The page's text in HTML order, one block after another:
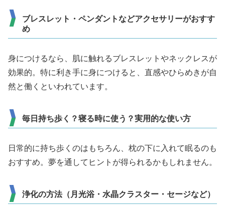
ブレスレット・ペンダントなどアクセサリーがおすす
め
身につけるなら、肌に触れるブレスレットやネックレスが
効果的。特に利き手に身につけると、直感やひらめきが自
然と働くといわれています。
毎日持ち歩く？寝る時に使う？実用的な使い方
日常的に持ち歩くのはもちろん、枕の下に入れて眠るのも
おすすめ。夢を通してヒントが得られるかもしれません。
浄化の方法（月光浴・水晶クラスター・セージなど）